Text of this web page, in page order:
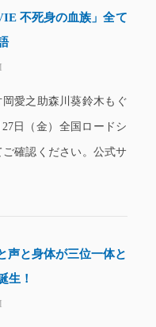
不死身の血族」全て
岡愛之助森川葵鈴木もぐ
日（金）全国ロードシ
確認ください。公式サ
声と身体が三位一体と
生！